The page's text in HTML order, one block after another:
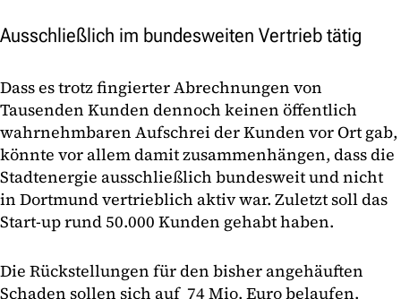
Ausschließlich im bundesweiten Vertrieb tätig
Dass es trotz fingierter Abrechnungen von
Tausenden Kunden dennoch keinen öffentlich
wahrnehmbaren Aufschrei der Kunden vor Ort gab,
könnte vor allem damit zusammenhängen, dass die
Stadtenergie ausschließlich bundesweit und nicht
in Dortmund vertrieblich aktiv war. Zuletzt soll das
Start-up rund 50.000 Kunden gehabt haben.
Die Rückstellungen für den bisher angehäuften
Schaden sollen sich auf 74 Mio. Euro belaufen.